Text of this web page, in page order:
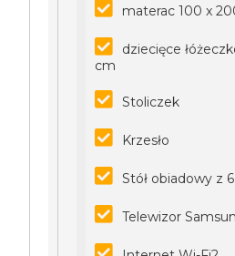
materac 100 x
dziecięce
cm
Stoliczek
Krzesło
Stół obiadowy z
Telewizor